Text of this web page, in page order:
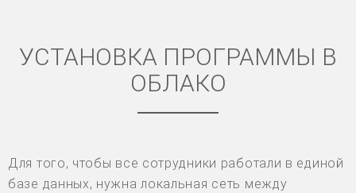
УСТАНОВКА ПРОГРАММЫ В
ОБЛАКО
Для того, чтобы все сотрудники работали в единой
базе данных, нужна локальная сеть между